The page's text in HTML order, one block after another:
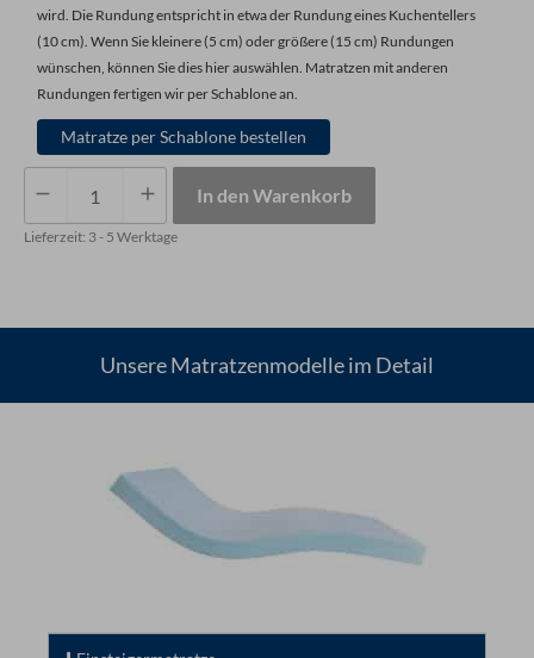
wird. Die Rundung entspricht in etwa der Rundung eines Kuchentellers
(10 cm). Wenn Sie kleinere (5 cm) oder größere (15 cm) Rundungen
wünschen, können Sie dies hier auswählen. Matratzen mit anderen
Matratze per Schablone bestellen
mit
vier
In den Warenkorb
Lieferzeit: 3 - 5 Werktage
Unsere Matratzenmodelle im Detail